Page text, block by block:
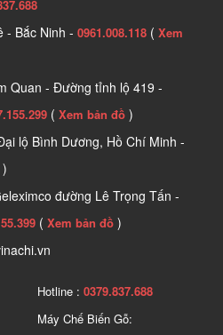
- Bắc Ninh - 0961.008.118 ( Xem
Quan - Đường tỉnh lộ 419 -
( Xem bản đồ )
lộ Bình Dương, Hồ Chí Minh -
)
đường Lê Trọng Tấn -
( Xem bản đồ )
Hotline : 0379.837.688
Máy Chế Biến Gỗ: